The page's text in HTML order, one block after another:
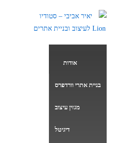
אודות
בניית אתרי וורדפרס
מגזין עיצוב
דיגיטל